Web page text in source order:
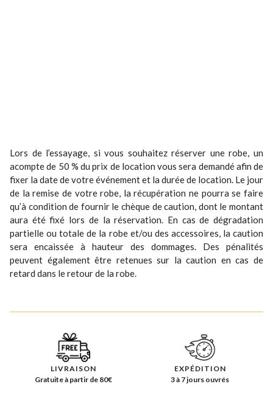
Lors de l’essayage, si vous souhaitez réserver une robe, un
acompte de 50 % du prix de location vous sera demandé afin de
fixer la date de votre événement et la durée de location. Le jour
de la remise de votre robe, la récupération ne pourra se faire
qu’à condition de fournir le chèque de caution, dont le montant
aura été fixé lors de la réservation. En cas de dégradation
partielle ou totale de la robe et/ou des accessoires, la caution
sera encaissée à hauteur des dommages. Des pénalités
peuvent également être retenues sur la caution en cas de
retard dans le retour de la robe.
LIVRAISON
Gratuite à partir de 80€
EXPÉDITION
3 à 7 jours ouvrés